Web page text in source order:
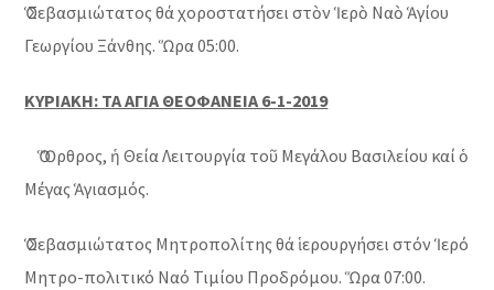
Ὁ Σεβασμιώτατος θά χοροστατήσει στὸν Ἱερὸ Ναὸ Ἁγίου
Γεωργίου Ξάνθης. Ὥρα 05:00.
ΚΥΡΙΑΚΗ: ΤΑ ΑΓΙΑ ΘΕΟΦΑΝΕΙΑ 6-1-2019
Ὁ Ὄρθρος, ἡ Θεία Λειτουργία τοῦ Μεγάλου Βασιλείου καί ὁ
Μέγας Ἁγιασμός.
Ὁ Σεβασμιώτατος Μητροπολίτης θά ἱερουργήσει στόν Ἱερό
Μητρο-πολιτικό Ναό Τιμίου Προδρόμου. Ὥρα 07:00.